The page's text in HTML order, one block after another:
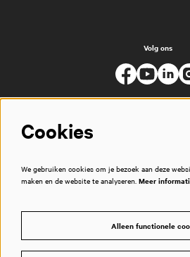
Volg ons
Cookies
We gebruiken cookies om je bezoek aan deze
maken en de website te analyseren. Meer
Alleen functionele